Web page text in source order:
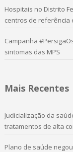
Hospitais no Distrito
centros de referência
Campanha
sintomas das MPS
Mais Recentes
Judicialização da
tratamentos de alta
Plano de saúde